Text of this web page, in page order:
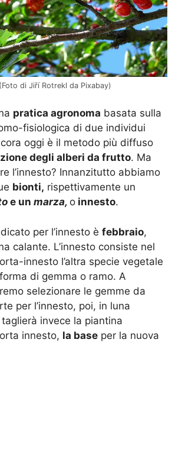
di Jiří Rotrekl da Pixabay)
pratica agronoma basata sulla
fisiologica di due individui
oggi è il metodo più diffuso
degli alberi da frutto. Ma
l’innesto? Innanzitutto abbiamo
bionti, rispettivamente un
e un marza, o innesto.
per l’innesto è febbraio,
calante. L’innesto consiste nel
innesto l’altra specie vegetale
di gemma o ramo. A
selezionare le gemme da
per l’innesto, poi, in luna
invece la piantina
innesto, la base per la nuova